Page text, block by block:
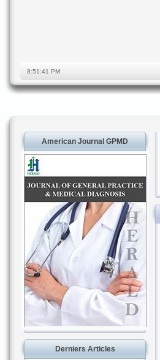
American Journal GPMD
Derniers Articles